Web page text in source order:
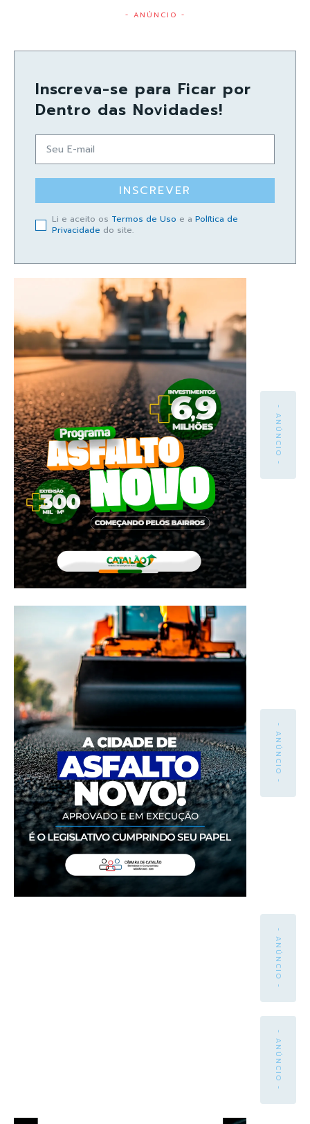
- ANÚNCIO -
Inscreva-se para Ficar por
Dentro das Novidades!
INSCREVER
Li e aceito os Termos de Uso e a Política de
Privacidade do site.
- ANÚNCIO -
- ANÚNCIO -
- ANÚNCIO -
- ANÚNCIO -